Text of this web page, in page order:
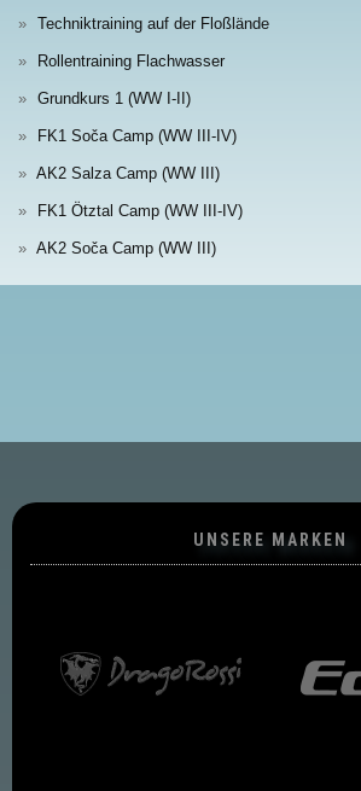
Techniktraining auf der Floßlände
Rollentraining Flachwasser
Grundkurs 1 (WW I-II)
FK1 Soča Camp (WW III-IV)
AK2 Salza Camp (WW III)
FK1 Ötztal Camp (WW III-IV)
AK2 Soča Camp (WW III)
UNSERE MARKEN